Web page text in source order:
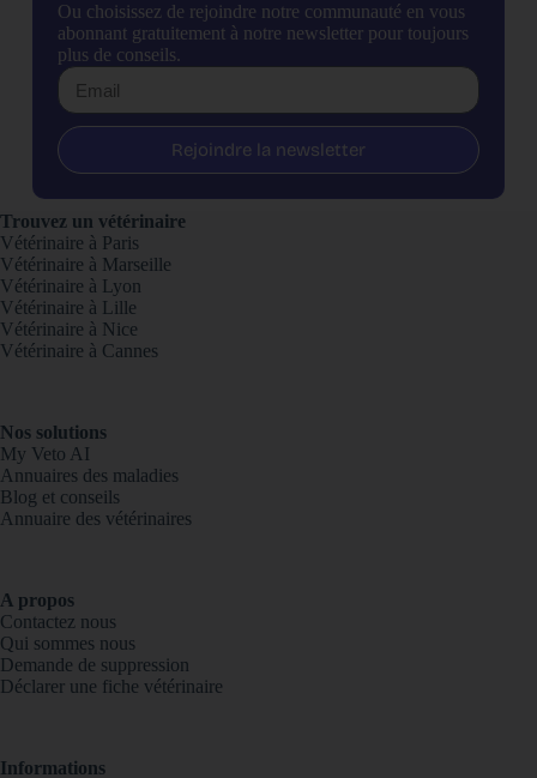
Ou choisissez de rejoindre notre communauté en vous
abonnant gratuitement à notre newsletter pour toujours
plus de conseils.
Rejoindre la newsletter
Trouvez un vétérinaire
Vétérinaire à Paris
Vétérinaire à Marseille
Vétérinaire à Lyon
Vétérinaire à Lille
Vétérinaire à Nice
Vétérinaire à Cannes
Nos solutions
My Veto AI
Annuaires des maladies
Blog et conseils
Annuaire des vétérinaires
A propos
Contactez nous
Qui sommes nous
Demande de suppression
Déclarer une fiche vétérinaire
Informations